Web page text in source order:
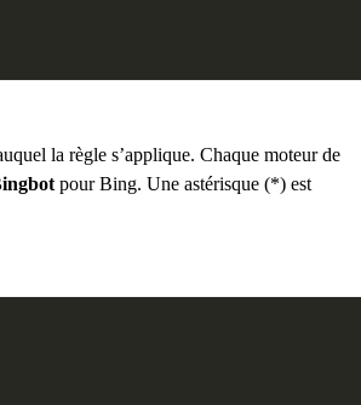
la règle s’applique. Chaque moteur de
pour Bing. Une astérisque (*) est